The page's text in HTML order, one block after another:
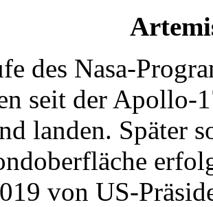
des Nasa-
seit der Apollo-
landen. Später
von US-